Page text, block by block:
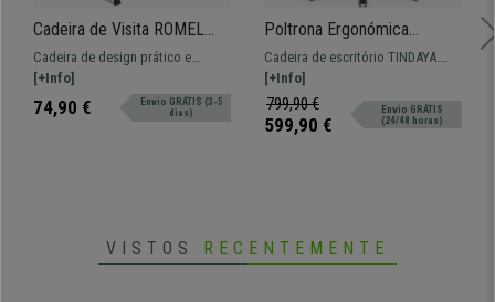
Cadeira de Visita ROMEL
COM BRAÇOS, Empilhável,
Pernas Pretas, Em Pano,
Cadeira de design prático e
versátil ROMEL COM BRAÇOS.
Confortável, resistente e de
design moderno.
[+Info]
74,90 €
Envio GRÁTIS (3-5
dias)
Poltrona Ergonómica
TINDAYA, Design Exclusivo,
Em Pele Verdadeira, Cor
Castanho Claro
Cadeira de escritório TINDAYA.
Design ergonómico e elegante
com costuras visíveis. Fabricada
com materiais de elevada
qualidade.
[+Info]
799,90 €
599,90 €
Envio GRÁTIS
(24/48 horas)
VISTOS RECENTEMENTE